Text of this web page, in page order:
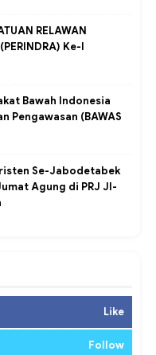
RELAWAN
Ke-I
Bawah Indonesia
Pengawasan (BAWAS
Se-Jabodetabek
Agung di PRJ JI-
Like
Follow